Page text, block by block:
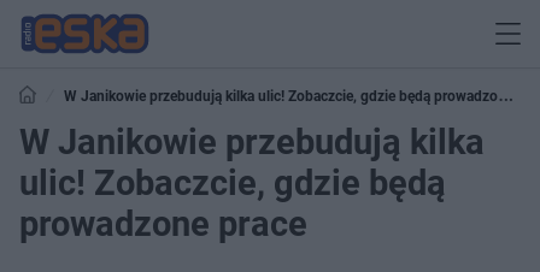
W Janikowie przebudują kilka ulic! Zobaczcie, gdzie będą prowadzone
prace
W Janikowie przebudują kilka
ulic! Zobaczcie, gdzie będą
prowadzone prace